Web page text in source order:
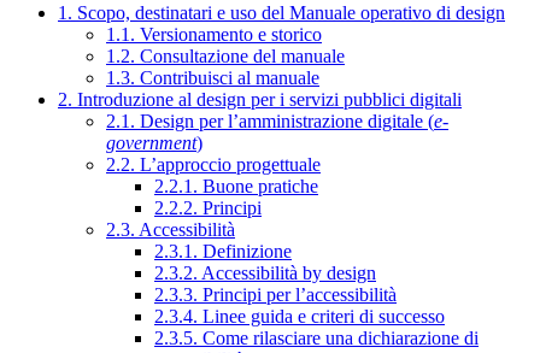
1. Scopo, destinatari e uso del Manuale operativo di design
1.1. Versionamento e storico
1.2. Consultazione del manuale
1.3. Contribuisci al manuale
2. Introduzione al design per i servizi pubblici digitali
2.1. Design per l’amministrazione digitale (e-
government)
2.2. L’approccio progettuale
2.2.1. Buone pratiche
2.2.2. Principi
2.3. Accessibilità
2.3.1. Definizione
2.3.2. Accessibilità by design
2.3.3. Principi per l’accessibilità
2.3.4. Linee guida e criteri di successo
2.3.5. Come rilasciare una dichiarazione di